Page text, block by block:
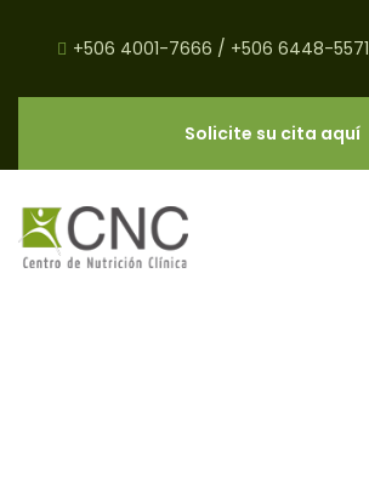
+506 4001-7666 / +506 6448-5571
Solicite su cita aquí